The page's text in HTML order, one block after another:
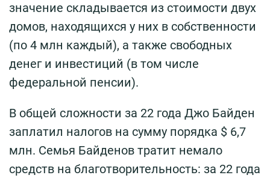
значение складывается из стоимости двух
домов, находящихся у них в собственности
(по 4 млн каждый), а также свободных
денег и инвестиций (в том числе
федеральной пенсии).
В общей сложности за 22 года Джо Байден
заплатил налогов на сумму порядка $ 6,7
млн. Семья Байденов тратит немало
средств на благотворительность: за 22 года